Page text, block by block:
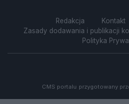
Redakcja Kontakt
Zasady dodawania i publikacji
Polityka
CMS portalu przygotowany